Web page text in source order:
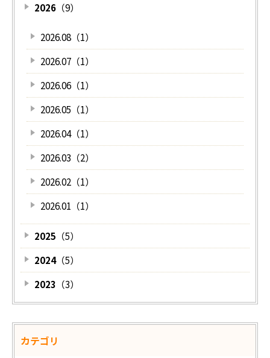
2026 （9）
2026.08（1）
2026.07（1）
2026.06（1）
2026.05（1）
2026.04（1）
2026.03（2）
2026.02（1）
2026.01（1）
2025 （5）
2024（5）
2023 （3）
カテゴリ